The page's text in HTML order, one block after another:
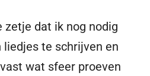
dat ik nog nodig
te schrijven en
wat sfeer proeven